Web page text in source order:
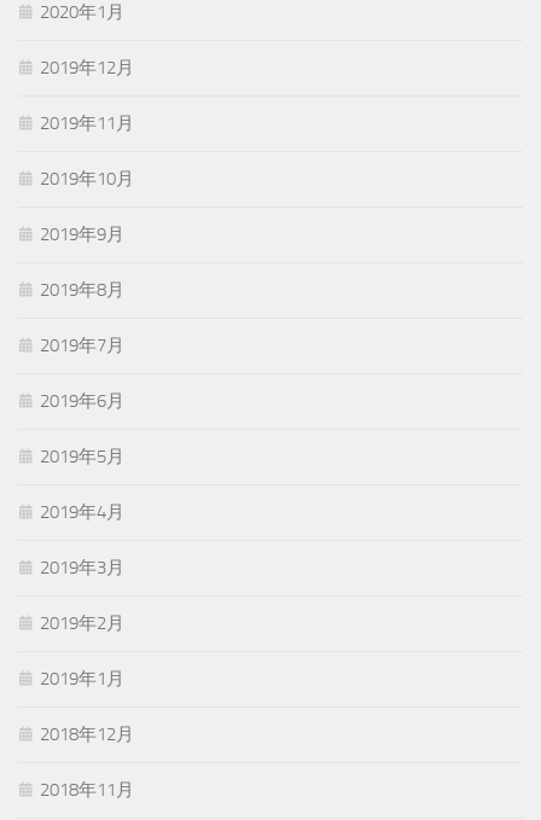
2020年1月
2019年12月
2019年11月
2019年10月
2019年9月
2019年8月
2019年7月
2019年6月
2019年5月
2019年4月
2019年3月
2019年2月
2019年1月
2018年12月
2018年11月